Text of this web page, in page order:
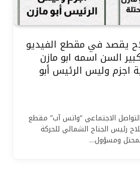
يقصد في مقطع الفيديو
السن اسمه ابو مازن
اجزم وليس الرئيس أبو
الاجتماعي “واتس آب” مقطع
رئيس الجناح الشمالي للحركة
ومسؤول…